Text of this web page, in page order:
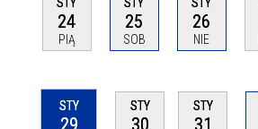
24
PIĄ
25
SOB
26
NIE
STY
29
STY
30
STY
31